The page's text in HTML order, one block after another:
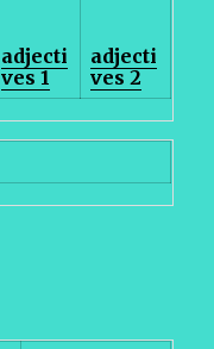
adjecti
ves 1
adjecti
ves 2